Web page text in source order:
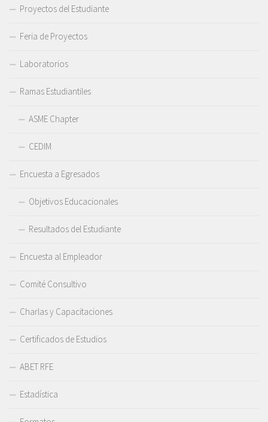
Proyectos del Estudiante
Feria de Proyectos
Laboratorios
Ramas Estudiantiles
ASME Chapter
CEDIM
Encuesta a Egresados
Objetivos Educacionales
Resultados del Estudiante
Encuesta al Empleador
Comité Consultivo
Charlas y Capacitaciones
Certificados de Estudios
ABET RFE
Estadística